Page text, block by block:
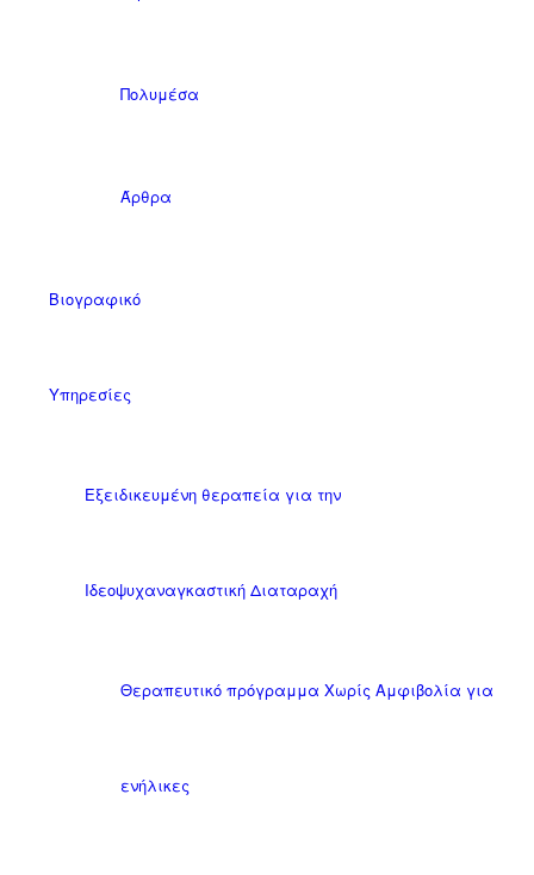
Πολυμέσα
Άρθρα
Βιογραφικό
Υπηρεσίες
Εξειδικευμένη θεραπεία για την
Ιδεοψυχαναγκαστική Διαταραχή
Θεραπευτικό πρόγραμμα Χωρίς Αμφιβολία για
ενήλικες